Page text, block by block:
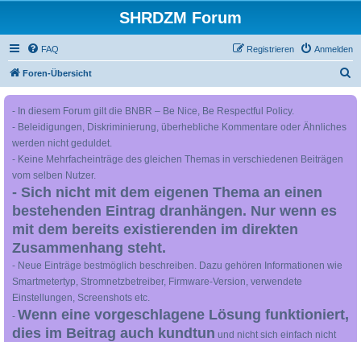
SHRDZM Forum
FAQ Anmelden
Registrieren
Foren-Übersicht
- In diesem Forum gilt die BNBR – Be Nice, Be Respectful Policy.
- Beleidigungen, Diskriminierung, überhebliche Kommentare oder Ähnliches
werden nicht geduldet.
- Keine Mehrfacheinträge des gleichen Themas in verschiedenen Beiträgen
vom selben Nutzer.
- Sich nicht mit dem eigenen Thema an einen
bestehenden Eintrag dranhängen. Nur wenn es
mit dem bereits existierenden im direkten
Zusammenhang steht.
- Neue Einträge bestmöglich beschreiben. Dazu gehören Informationen wie
Smartmetertyp, Stromnetzbetreiber, Firmware-Version, verwendete
Einstellungen, Screenshots etc.
- Wenn eine vorgeschlagene Lösung funktioniert,
dies im Beitrag auch kundtun und nicht sich einfach nicht